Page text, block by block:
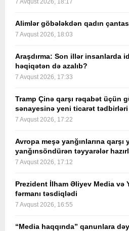
7 Avqust 2026, 18:17
Alimlər göbələkdən qadın
7 Avqust 2026, 18:03
Araşdırma: Son illər insanlarda
həqiqətən də azalıb?
7 Avqust 2026, 17:33
Tramp Çinə qarşı rəqabət üçün
sənayesinə yeni ticarət tədbirləri
7 Avqust 2026, 17:22
Avropa meşə yanğınlarına qarşı
yanğınsöndürən təyyarələr
7 Avqust 2026, 17:12
Prezident İlham Əliyev Media və
fərmanı təsdiqlədi
7 Avqust 2026, 16:55
“Media haqqında” qanunlara